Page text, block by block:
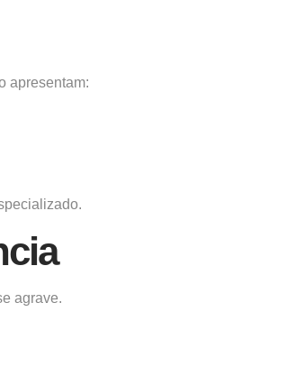
apresentam:
agrave.